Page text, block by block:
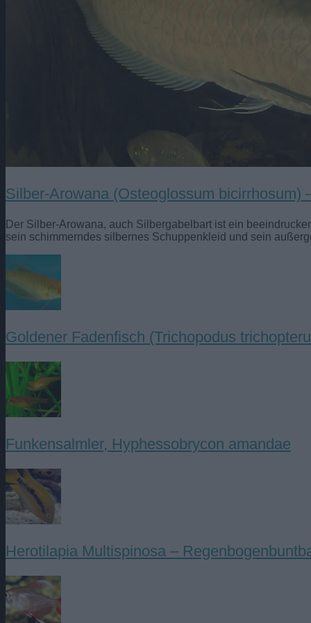
Silber-Arowana (Osteoglossum bicirrhosum)
Der Silber-Arowana, auch Silbergabelbart ist ein
sein schimmerndes silbernes Schuppenkleid und sein
Goldener Fadenfisch (Trichopodus
Funkensalmler, Hyphessobrycon amandae
Herotilapia Multispinosa –